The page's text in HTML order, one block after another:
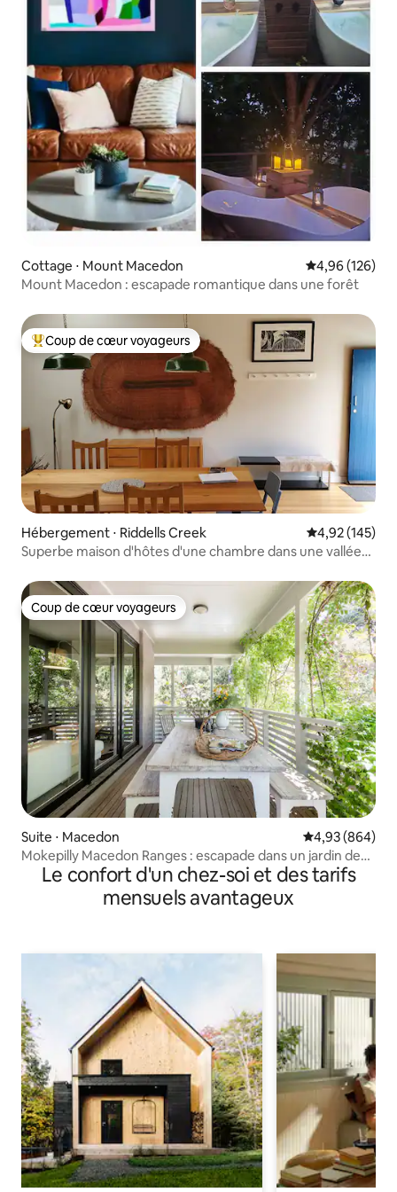
Cottage ⋅ Mount Macedon Évaluation
4,96 (126)
Mount Macedon : escapade romantique dans une forêt
Coups de cœur voyageurs les plus appréciés
Coup de cœur voyageurs
Hébergement ⋅ Riddells Creek Évaluation
4,92 (145)
Superbe maison d'hôtes d'une chambre dans une vallée
Coup de cœur voyageurs
Coup de cœur voyageurs
Suite ⋅ Macedon Évaluation
4,93 (864)
Mokepilly Macedon Ranges : escapade dans un jardin de
campagne
Le confort d'un chez-soi et des tarifs
mensuels avantageux